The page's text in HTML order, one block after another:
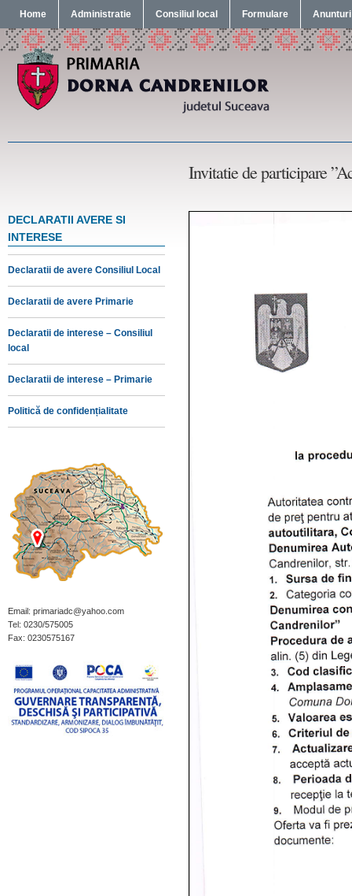
Home Administratie Consiliul local Formulare Anunturi
Invitatie de participare
DECLARATII AVERE SI
INTERESE
Declaratii de avere Consiliul Local
Declaratii de avere Primarie
Declaratii de interese – Consiliul
local
Declaratii de interese – Primarie
Politică de confidențialitate
Email: primariadc@yahoo.com
Tel: 0230/575005
Fax: 0230575167